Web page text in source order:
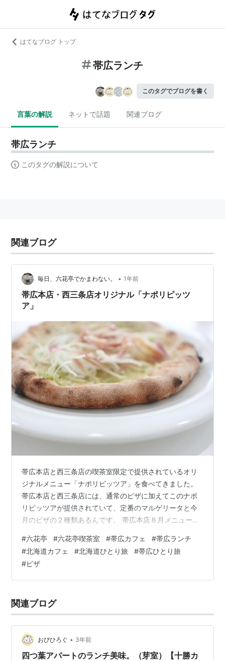
はてなブログ トップ
帯広ランチ
このタグでブログを書く
言葉の解説 ネットで話題 関連ブログ
帯広ランチ
このタグの解説について
関連ブログ
毎日、六花亭でかまわない。 • 1年前
帯広本店・西三条店オリジナル「ナポリピッツ
ア」
帯広本店と西三条店の喫茶室限定で提供されているオリ
ジナルメニュー「ナポリピッツア」を食べてきました。
帯広本店と西三条店には、通常のピザに加えてこのナポ
リピッツアが提供されていて、定番のマルゲリータと今
月のピザの２種類あるんです。 帯広本店８月メニュー
だいてまいりましたよ。 ごま油を加えたネギ塩だれをベ
ースに、みょうが、白髪ネギのスライスをたっぷりのせ
てあります。ラー油も効いていて、あっさりながらもう
まみたっぷりのピザでした！ で、やっぱりこの生地。表
で、いつもの六花亭ピザとはひと味違いました。…
#六花亭 #六花亭喫茶室 #帯広カフェ #帯広ランチ
#北海道カフェ #北海道ひとり旅 #帯広ひとり旅
#ピザ
関連ブログ
おびひろぐ • 3年前
四つ葉アパートのランチ美味。（芽室）【十勝カ